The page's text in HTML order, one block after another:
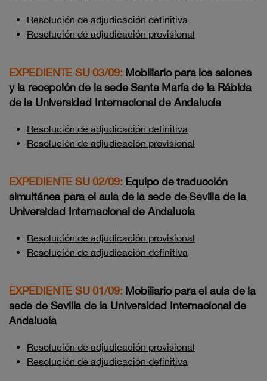
Resolución de adjudicación definitiva
Resolución de adjudicación provisional
EXPEDIENTE SU 03/09: Mobiliario para los salones
y la recepción de la sede Santa María de la Rábida
de la Universidad Internacional de Andalucía
Resolución de adjudicación definitiva
Resolución de adjudicación provisional
EXPEDIENTE SU 02/09: Equipo de traducción
simultánea para el aula de la sede de Sevilla de la
Universidad Internacional de Andalucía
Resolución de adjudicación provisional
Resolución de adjudicación definitiva
EXPEDIENTE SU 01/09: Mobiliario para el aula de la
sede de Sevilla de la Universidad Internacional de
Andalucía
Resolución de adjudicación provisional
Resolución de adjudicación definitiva